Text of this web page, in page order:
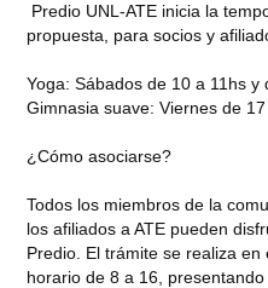
Predio UNL-ATE inicia la
propuesta, para socios y
Yoga: Sábados de 10 a 11hs y
Gimnasia suave: Viernes de
¿Cómo asociarse?
Todos los miembros de la
los afiliados a ATE pueden
Predio. El trámite se realiza
horario de 8 a 16,